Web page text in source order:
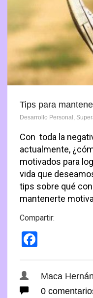
Tips para
Desarrollo Personal ,
Con toda la
actualmente,
motivados para
vida que
tips sobre qué
mantenerte
Compartir:
Maca
0